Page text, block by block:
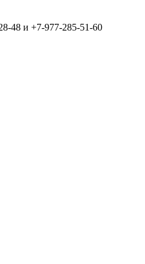
48 и +7-977-285-51-60